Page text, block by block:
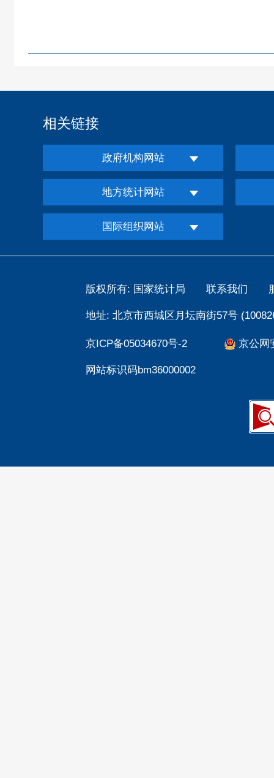
相关链接
政府机构网站
地方统计网站
国际组织网站
版权所有: 国家统计局 联系我们
地址: 北京市西城区月坛南街57号
京ICP备05034670号-2 京公网
网站标识码bm36000002